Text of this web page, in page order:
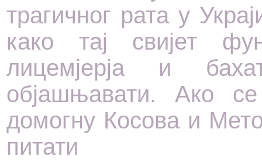
трагичног рата у
како тај свијет
лицемјерја и
објашњавати. Ако
домогну Косова и
питати